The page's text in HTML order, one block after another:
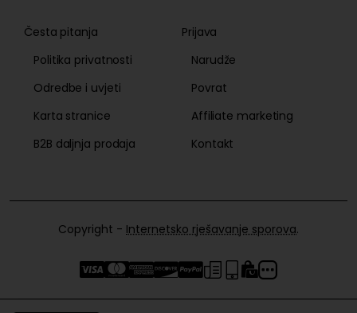
Česta pitanja
Politika privatnosti
Odredbe i uvjeti
Karta stranice
B2B daljnja prodaja
Prijava
Narudže
Povrat
Affiliate marketing
Kontakt
Copyright - Internetsko rješavanje sporova.